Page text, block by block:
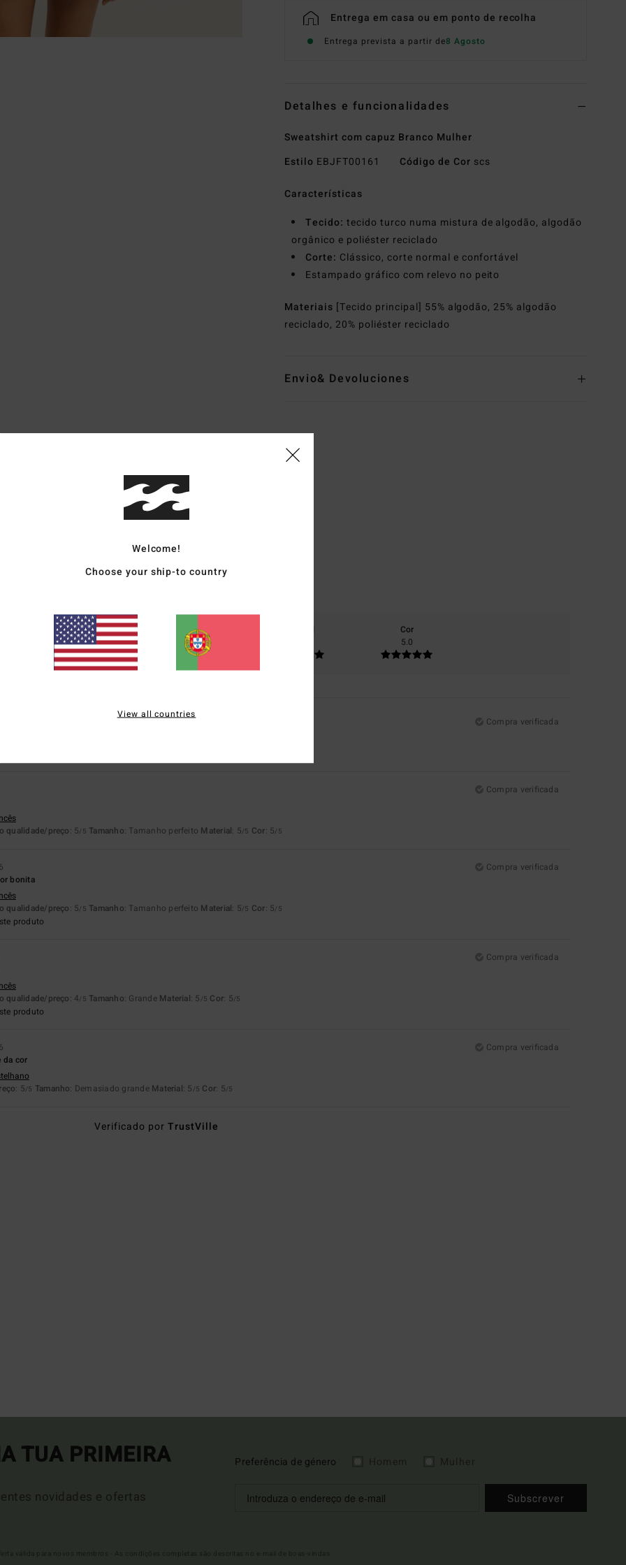
Entrega em casa ou em ponto de recolha
Entrega prevista a partir de8 Agosto
Detalhes e funcionalidades
Sweatshirt com capuz Branco Mulher
Estilo EBJFT00161 Código de Cor scs
Características
Tecido: tecido turco numa mistura de algodão, algodão
orgânico e poliéster reciclado
Corte: Clássico, corte normal e confortável
Estampado gráfico com relevo no peito
Materiais [Tecido principal] 55% algodão, 25% algodão
reciclado, 20% poliéster reciclado
Envio& Devoluciones
Pontuação média
4.8
5 avaliações verificadas
desde Abril 2026
qualidade/preço
Tamanho
Muito pequeno
Demasiado grande
Cor
5.0
Compra verificada
qualidade/preço
produto
Compra verificada
qualidade/preço: 5/5 Tamanho: Tamanho perfeito Material: 5/5 Cor: 5/5
Compra verificada
bonita
qualidade/preço: 5/5 Tamanho: Tamanho perfeito Material: 5/5 Cor: 5/5
produto
Compra verificada
qualidade/preço: 4/5 Tamanho: Grande Material: 5 /5 Cor: 5/5
produto
Compra verificada
da cor
: 5/5 Tamanho: Demasiado grande Material: 5 /5 Cor: 5/5
Verificado por TrustVille
TUA PRIMEIRA
novidades e ofertas
Preferência de género
Subscrever
Welcome!
Choose your ship-to country
View all countries